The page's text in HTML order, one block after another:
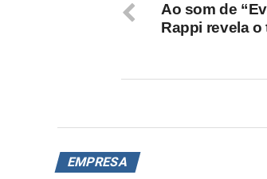
Ao som de
Rappi revela
EMPRESA